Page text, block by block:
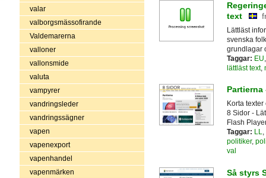
valar
valborgsmässofirande
Valdemarerna
valloner
vallonsmide
valuta
vampyrer
vandringsleder
vandringssägner
vapen
vapenexport
vapenhandel
vapenmärken
text
Lättläst
svenska
grundlagar
Taggar: EU
lättläst text,
Korta
8 Sidor -
Flash
Taggar: LL,
politiker,
val
Så styrs